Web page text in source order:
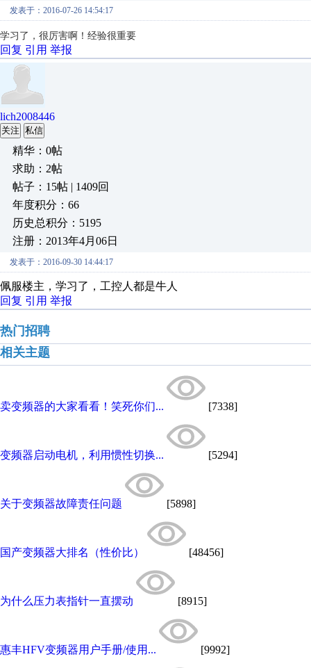
发表于：2016-07-26 14:54:17
学习了，很厉害啊！经验很重要
回复 引用 举报
lich2008446
关注 私信
精华：0帖
求助：2帖
帖子：15帖 | 1409回
年度积分：66
历史总积分：5195
注册：2013年4月06日
发表于：2016-09-30 14:44:17
佩服楼主，学习了，工控人都是牛人
回复 引用 举报
热门招聘
相关主题
卖变频器的大家看看！笑死你们... [7338]
变频器启动电机，利用惯性切换... [5294]
关于变频器故障责任问题 [5898]
国产变频器大排名（性价比） [48456]
为什么压力表指针一直摆动 [8915]
惠丰HFV变频器用户手册/使用... [9992]